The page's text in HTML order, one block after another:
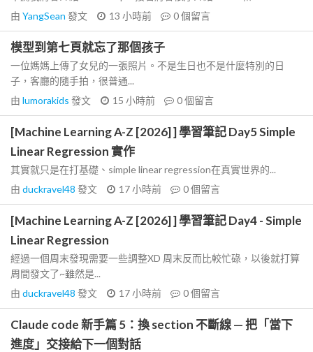
由 YangSean 發文 13 小時前 0個留言
模型到第七頁就忘了那個孩子
一位媽媽上傳了女兒的一張照片。不是生日也不是什麼特別的日
子，客廳的隨手拍，很普通...
由 lumorakids 發文 15 小時前 0個留言
[Machine Learning A-Z [2026] ] 學習筆記 Day5 Simple
Linear Regression 實作
其實就只是在打基礎、simple linear regression在真實世界的...
由 duckravel48 發文 17 小時前 0個留言
[Machine Learning A-Z [2026] ] 學習筆記 Day4 - Simple
Linear Regression
經過一個周末發現需要一些調整XD 周末反而比較忙碌，以後就打算
周間發文了~雖然是...
由 duckravel48 發文 17 小時前 0個留言
Claude code 新手篇 5：換 section 不斷線 — 把「當下
進度」交接給下一個對話